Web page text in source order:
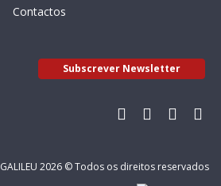
Contactos
Subscrever Newsletter
GALILEU 2026 © Todos os direitos reservados